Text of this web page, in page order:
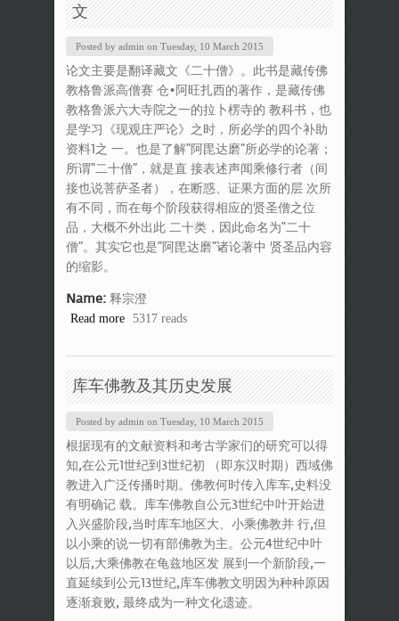
文
Posted by admin on Tuesday, 10 March 2015
论文主要是翻译藏文《二十僧》。此书是藏传佛
教格鲁派高僧赛 仓•阿旺扎西的著作，是藏传佛
教格鲁派六大寺院之一的拉卜楞寺的 教科书，也
是学习《现观庄严论》之时，所必学的四个补助
资料1之 一。也是了解“阿毘达磨”所必学的论著；
所谓“二十僧”，就是直 接表述声闻乘修行者（间
接也说菩萨圣者），在断惑、证果方面的层 次所
有不同，而在每个阶段获得相应的贤圣僧之位
品，大概不外出此 二十类，因此命名为“二十
僧”。其实它也是“阿毘达磨”诸论著中 贤圣品内容
的缩影。
Name: 释宗澄
Read moreabout 《赛仓·阿旺扎西二十僧的论
5317 reads
库车佛教及其历史发展
Posted by admin on Tuesday, 10 March 2015
根据现有的文献资料和考古学家们的研究可以得
知,在公元1世纪到3世纪初 （即东汉时期）西域佛
教进入广泛传播时期。佛教何时传入库车,史料没
有明确记 载。库车佛教自公元3世纪中叶开始进
入兴盛阶段,当时库车地区大、小乘佛教并 行,但
以小乘的说一切有部佛教为主。公元4世纪中叶
以后,大乘佛教在龟兹地区发 展到一个新阶段,一
直延续到公元13世纪,库车佛教文明因为种种原因
逐渐衰败, 最终成为一种文化遗迹。